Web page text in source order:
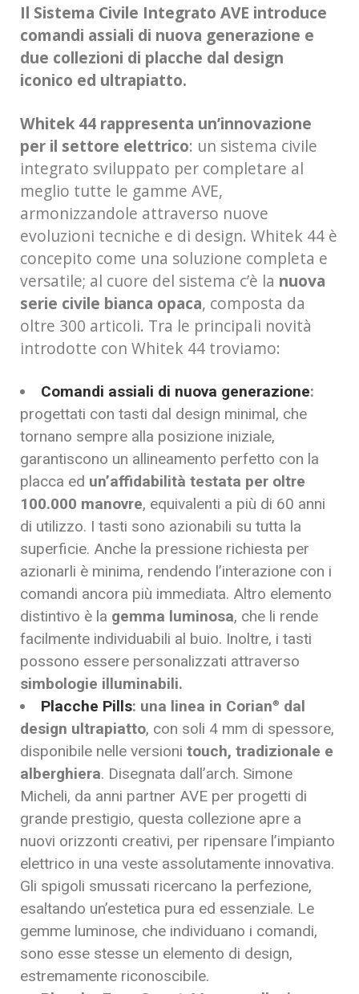
Il Sistema Civile Integrato AVE introduce
comandi assiali di nuova generazione e
due collezioni di placche dal design
iconico ed ultrapiatto.
Whitek 44 rappresenta un’innovazione
per il settore elettrico: un sistema civile
integrato sviluppato per completare al
meglio tutte le gamme AVE,
armonizzandole attraverso nuove
evoluzioni tecniche e di design. Whitek 44 è
concepito come una soluzione completa e
versatile; al cuore del sistema c’è la nuova
serie civile bianca opaca, composta da
oltre 300 articoli. Tra le principali novità
introdotte con Whitek 44 troviamo:
Comandi assiali di nuova generazione:
progettati con tasti dal design minimal, che
tornano sempre alla posizione iniziale,
garantiscono un allineamento perfetto con la
placca ed un’affidabilità testata per oltre
100.000 manovre, equivalenti a più di 60 anni
di utilizzo. I tasti sono azionabili su tutta la
superficie. Anche la pressione richiesta per
azionarli è minima, rendendo l’interazione con i
comandi ancora più immediata. Altro elemento
distintivo è la gemma luminosa, che li rende
facilmente individuabili al buio. Inoltre, i tasti
possono essere personalizzati attraverso
simbologie illuminabili.
Placche Pills: una linea in Corian®
dal
design ultrapiatto, con soli 4 mm di spessore,
disponibile nelle versioni touch, tradizionale e
alberghiera. Disegnata dall’arch. Simone
Micheli, da anni partner AVE per progetti di
grande prestigio, questa collezione apre a
nuovi orizzonti creativi, per ripensare l’impianto
elettrico in una veste assolutamente innovativa.
Gli spigoli smussati ricercano la perfezione,
esaltando un’estetica pura ed essenziale. Le
gemme luminose, che individuano i comandi,
sono esse stesse un elemento di design,
estremamente riconoscibile.